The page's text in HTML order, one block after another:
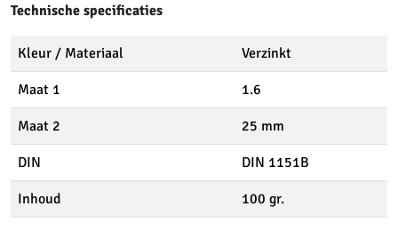
Technische specificaties
Kleur / Materiaal Verzinkt
Maat 1 1.6
Maat 2 25 mm
DIN DIN 1151B
Inhoud 100 gr.